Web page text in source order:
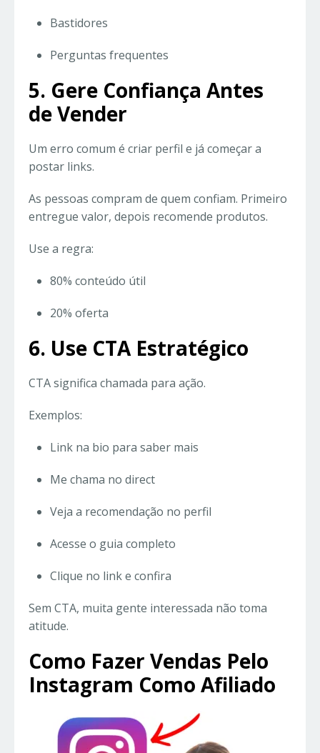
Bastidores
Perguntas frequentes
5. Gere Confiança Antes
de Vender
Um erro comum é criar perfil e já começar a
postar links.
As pessoas compram de quem confiam. Primeiro
entregue valor, depois recomende produtos.
Use a regra:
80% conteúdo útil
20% oferta
6. Use CTA Estratégico
CTA significa chamada para ação.
Exemplos:
Link na bio para saber mais
Me chama no direct
Veja a recomendação no perfil
Acesse o guia completo
Clique no link e confira
Sem CTA, muita gente interessada não toma
atitude.
Como Fazer Vendas Pelo
Instagram Como Afiliado